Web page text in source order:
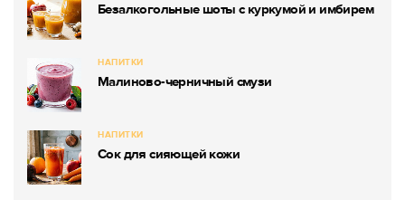
Безалкогольные шоты с куркумой и имбирем
НАПИТКИ
Малиново-черничный смузи
НАПИТКИ
Сок для сияющей кожи